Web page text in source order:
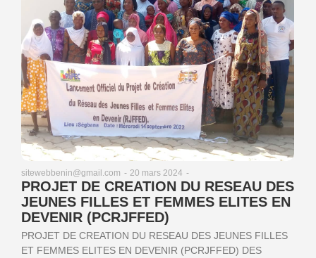
sitewebbenin@gmail.com - 20 mars 2024 -
PROJET DE CREATION DU RESEAU DES
JEUNES FILLES ET FEMMES ELITES EN
DEVENIR (PCRJFFED)
PROJET DE CREATION DU RESEAU DES JEUNES FILLES
ET FEMMES ELITES EN DEVENIR (PCRJFFED) DES